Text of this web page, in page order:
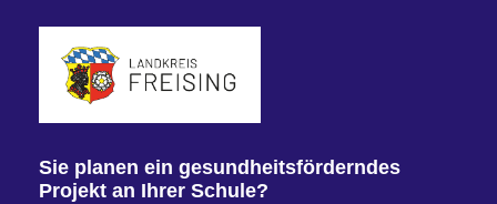
Sie planen ein gesundheitsförderndes
Projekt an Ihrer Schule?